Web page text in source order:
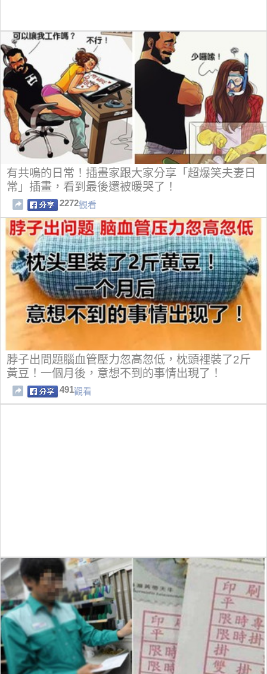
有共鳴的日常！插畫家跟大家分享「超爆笑夫妻日
常」插畫，看到最後還被暖哭了！
2272觀看
脖子出問題腦血管壓力忽高忽低，枕頭裡裝了2斤
黃豆！一個月後，意想不到的事情出現了！
491觀看